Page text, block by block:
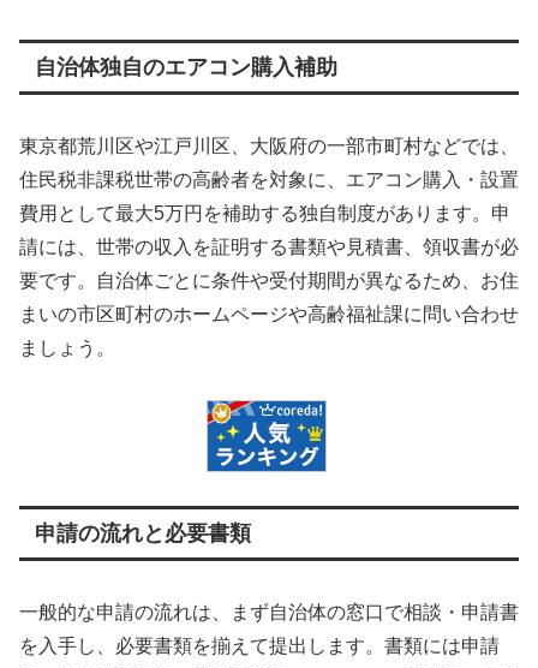
自治体独自のエアコン購入補助
東京都荒川区や江戸川区、大阪府の一部市町村などでは、
住民税非課税世帯の高齢者を対象に、エアコン購入・設置
費用として最大5万円を補助する独自制度があります。申
請には、世帯の収入を証明する書類や見積書、領収書が必
要です。自治体ごとに条件や受付期間が異なるため、お住
まいの市区町村のホームページや高齢福祉課に問い合わせ
ましょう。
申請の流れと必要書類
一般的な申請の流れは、まず自治体の窓口で相談・申請書
を入手し、必要書類を揃えて提出します。書類には申請